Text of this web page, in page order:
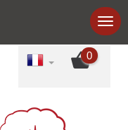
0